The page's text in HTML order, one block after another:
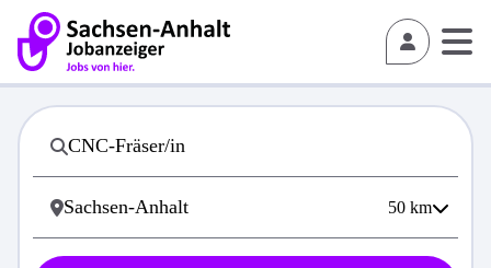
50 km